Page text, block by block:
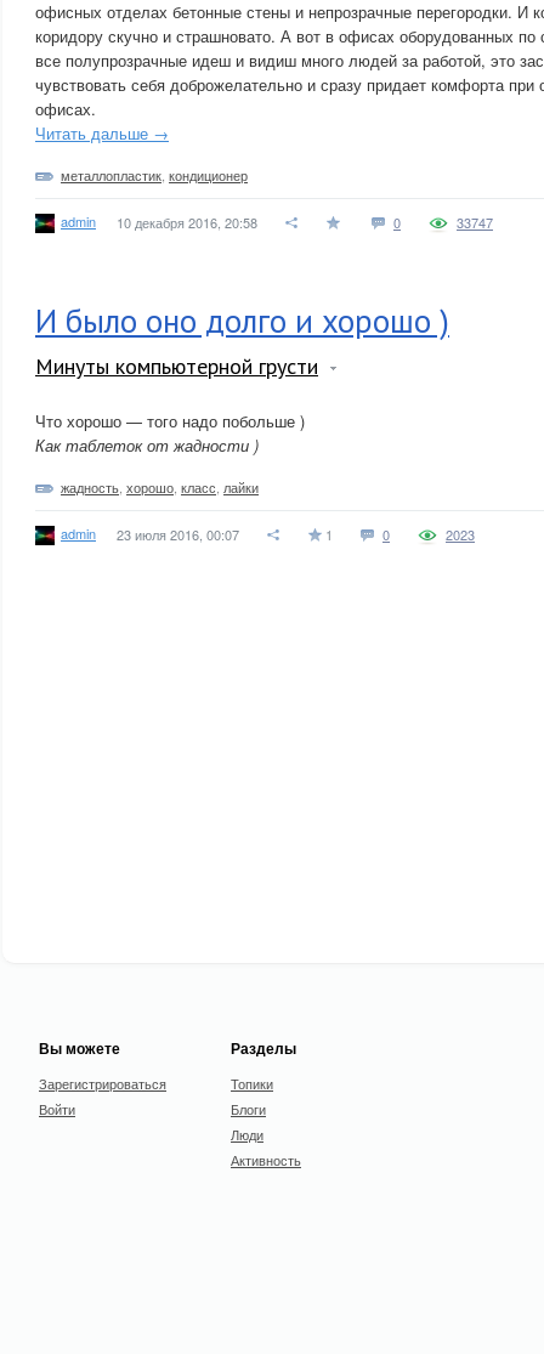
офисных отделах бетонные стены и непрозрачные перегородки. И
коридору скучно и страшновато. А вот в офисах оборудованных по
все полупрозрачные идеш и видиш много людей за работой, это
чувствовать себя доброжелательно и сразу придает комфорта
офисах.
Читать дальше →
металлопластик кондиционер
admin 10 декабря 2016, 20:58 0 33747
И было оно долго и хорошо )
Минуты компьютерной грусти
Что хорошо — того надо побольше )
Как таблеток от жадности )
жадность хорошо класс лайки
admin 23 июля 2016, 00:07 1 0 2023
Вы можете
Зарегистрироваться
Войти
Разделы
Топики
Блоги
Люди
Активность